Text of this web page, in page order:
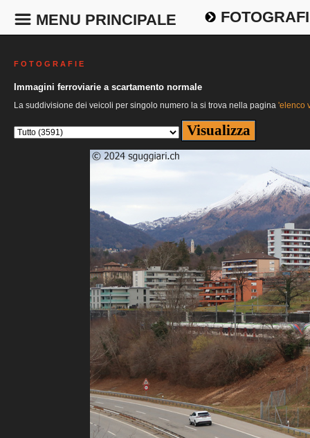
MENU PRINCIPALE
F O T O G R A F I E
Immagini ferroviarie a scartamento normale
La suddivisione dei veicoli per singolo numero la si trova nella pagina 'elenco